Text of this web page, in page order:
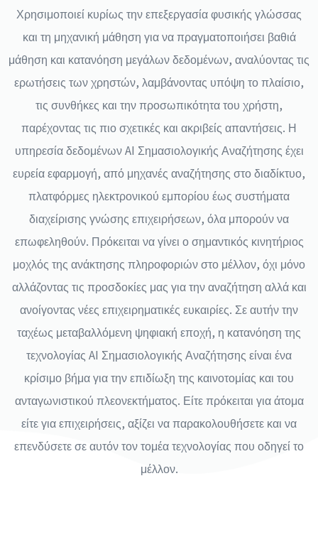
Χρησιμοποιεί κυρίως την επεξεργασία φυσικής γλώσσας
και τη μηχανική μάθηση για να πραγματοποιήσει βαθιά
μάθηση και κατανόηση μεγάλων δεδομένων, αναλύοντας τις
ερωτήσεις των χρηστών, λαμβάνοντας υπόψη το πλαίσιο,
τις συνθήκες και την προσωπικότητα του χρήστη,
παρέχοντας τις πιο σχετικές και ακριβείς απαντήσεις. Η
υπηρεσία δεδομένων AI Σημασιολογικής Αναζήτησης έχει
ευρεία εφαρμογή, από μηχανές αναζήτησης στο διαδίκτυο,
πλατφόρμες ηλεκτρονικού εμπορίου έως συστήματα
διαχείρισης γνώσης επιχειρήσεων, όλα μπορούν να
επωφεληθούν. Πρόκειται να γίνει ο σημαντικός κινητήριος
μοχλός της ανάκτησης πληροφοριών στο μέλλον, όχι μόνο
αλλάζοντας τις προσδοκίες μας για την αναζήτηση αλλά και
ανοίγοντας νέες επιχειρηματικές ευκαιρίες. Σε αυτήν την
ταχέως μεταβαλλόμενη ψηφιακή εποχή, η κατανόηση της
τεχνολογίας AI Σημασιολογικής Αναζήτησης είναι ένα
κρίσιμο βήμα για την επιδίωξη της καινοτομίας και του
ανταγωνιστικού πλεονεκτήματος. Είτε πρόκειται για άτομα
είτε για επιχειρήσεις, αξίζει να παρακολουθήσετε και να
επενδύσετε σε αυτόν τον τομέα τεχνολογίας που οδηγεί το
μέλλον.